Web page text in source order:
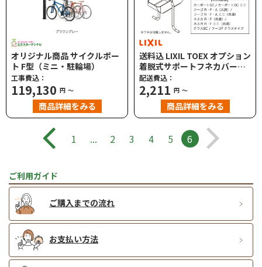
オリジナル商品 サイクルポー
ト F型（ミニ・駐輪場）
工事費込：
119,130 円 ～
商品詳細をみる
送料込 LIXIL TOEX オプション
着脱式サポートフネカバー
8REE43ZZ カーポートSC・フ
ーゴ・ネスカ（各共通）
配送費込：
2,211 円 ～
商品詳細をみる
1 ... 2 3 4 5 6
ご利用ガイド
ご購入までの流れ
お支払い方法